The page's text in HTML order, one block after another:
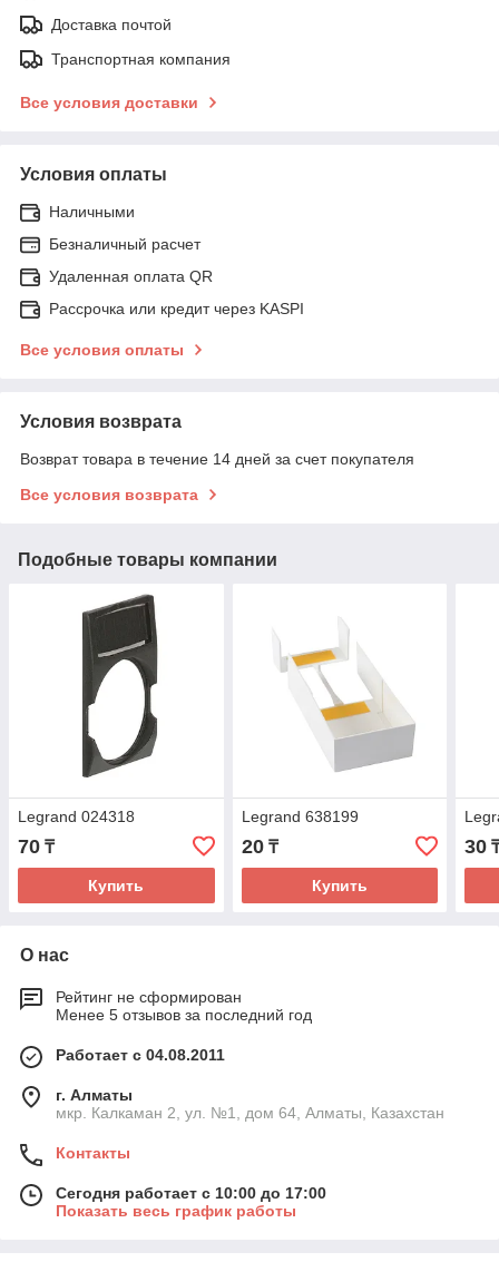
Доставка почтой
Транспортная компания
Все условия доставки
Условия оплаты
Наличными
Безналичный расчет
Удаленная оплата QR
Рассрочка или кредит через KASPI
Все условия оплаты
Условия возврата
Возврат товара в течение 14 дней за счет покупателя
Все условия возврата
Подобные товары компании
Legrand 024318
70 ₸
Купить
Legrand 638199
20₸
Купить
30
О нас
Рейтинг не сформирован
Менее 5 отзывов за последний год
Работает с 04.08.2011
г. Алматы
мкр. Калкаман 2, ул. №1, дом 64, Алматы, Казахстан
Контакты
Сегодня работает с 10:00 до 17:00
Показать весь график работы